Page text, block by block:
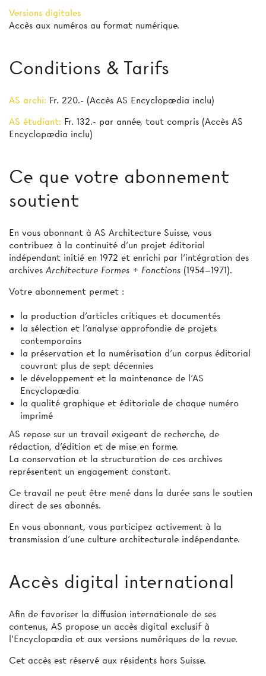
Versions digitales
Accès aux numéros au format numérique.
Conditions & Tarifs
AS archi: Fr. 220.- (Accès AS Encyclopædia inclu)
AS étudiant: Fr. 132.- par année, tout compris (Accès AS
Encyclopædia inclu)
Ce que votre abonnement
soutient
En vous abonnant à AS Architecture Suisse, vous
contribuez à la continuité d’un projet éditorial
indépendant initié en 1972 et enrichi par l’intégration des
archives Architecture Formes + Fonctions (1954–1971).
Votre abonnement permet :
la production d'articles critiques et documentés
la sélection et l’analyse approfondie de projets
contemporains
la préservation et la numérisation d’un corpus éditorial
couvrant plus de sept décennies
le développement et la maintenance de l’AS
Encyclopædia
la qualité graphique et éditoriale de chaque numéro
imprimé
AS repose sur un travail exigeant de recherche, de
rédaction, d’édition et de mise en forme.
La conservation et la structuration de ces archives
représentent un engagement constant.
Ce travail ne peut être mené dans la durée sans le soutien
direct de ses abonnés.
En vous abonnant, vous participez activement à la
transmission d’une culture architecturale indépendante.
Accès digital international
Afin de favoriser la diffusion internationale de ses
contenus, AS propose un accès digital exclusif à
l’Encyclopædia et aux versions numériques de la revue.
Cet accès est réservé aux résidents hors Suisse.